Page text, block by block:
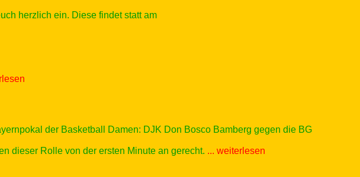
herzlich ein. Diese findet statt am
der Basketball Damen: DJK Don Bosco Bamberg gegen die BG
dieser Rolle von der ersten Minute an gerecht. ... weiterlesen